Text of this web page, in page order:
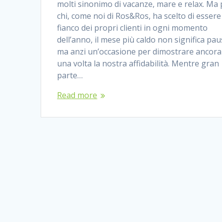
molti sinonimo di vacanze, mare e relax. Ma
chi, come noi di Ros&Ros, ha scelto di
fianco dei propri clienti in ogni momento
dell’anno, il mese più caldo non significa
ma anzi un’occasione per dimostrare ancora
una volta la nostra affidabilità. Mentre gran
parte…
Read more